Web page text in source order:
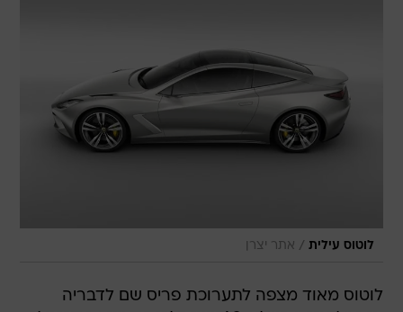
לוטוס עילית / אתר יצרן
לוטוס מאוד מצפה לתערוכת פריס שם לדבריה